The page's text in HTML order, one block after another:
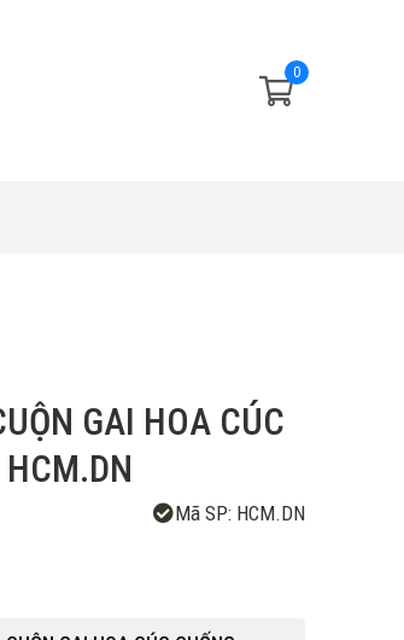
0
GAI HOA CÚC
HCM.DN
Mã SP: HCM.DN